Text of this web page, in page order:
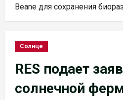
Beane для сохранения
Солнце
RES подает
солнечной